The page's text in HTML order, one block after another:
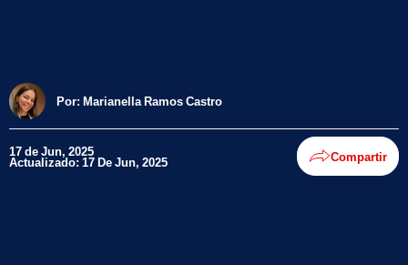
Por: Marianella Ramos Castro
17 de Jun, 2025
Actualizado: 17 De Jun, 2025 Compartir